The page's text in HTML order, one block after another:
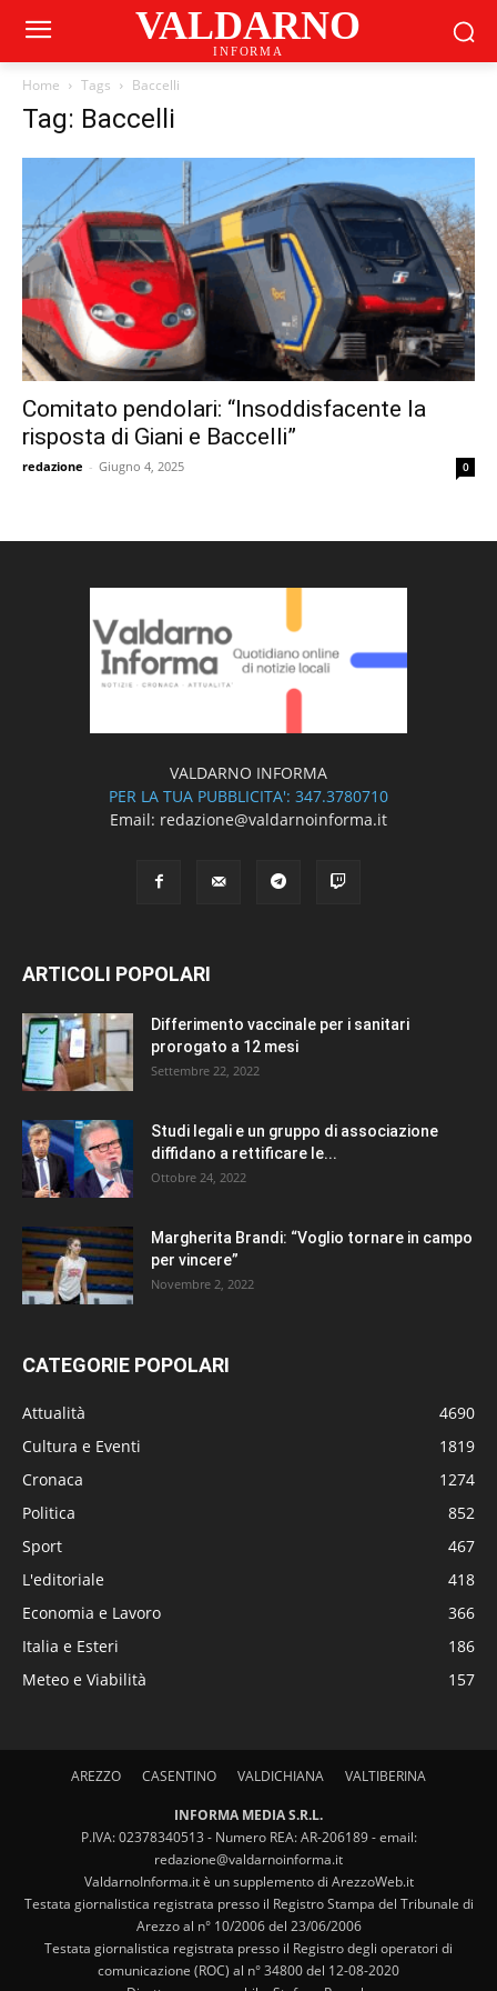
VALDARNO
INFORMA
Home Tags Baccelli
Tag: Baccelli
Comitato pendolari: “Insoddisfacente la
risposta di Giani e Baccelli”
redazione - Giugno 4, 2025 0
VALDARNO INFORMA
PER LA TUA PUBBLICITA': 347.3780710
Email: redazione@valdarnoinforma.it
ARTICOLI POPOLARI
Differimento vaccinale per i sanitari
prorogato a 12 mesi
Settembre 22, 2022
Studi legali e un gruppo di associazione
diffidano a rettificare le...
Ottobre 24, 2022
Margherita Brandi: “Voglio tornare in campo
per vincere”
Novembre 2, 2022
CATEGORIE POPOLARI
Attualità
4690
Cultura e Eventi
1819
Cronaca
1274
Politica
852
Sport
467
L'editoriale
418
Economia e Lavoro
366
Italia e Esteri
186
Meteo e Viabilità
157
AREZZO CASENTINO VALDICHIANA VALTIBERINA
INFORMA MEDIA S.R.L.
P.IVA: 02378340513 - Numero REA: AR-206189 - email:
redazione@valdarnoinforma.it
ValdarnoInforma.it è un supplemento di ArezzoWeb.it
Testata giornalistica registrata presso il Registro Stampa del Tribunale di
Arezzo al n° 10/2006 del 23/06/2006
Testata giornalistica registrata presso il Registro degli operatori di
comunicazione (ROC) al n° 34800 del 12-08-2020